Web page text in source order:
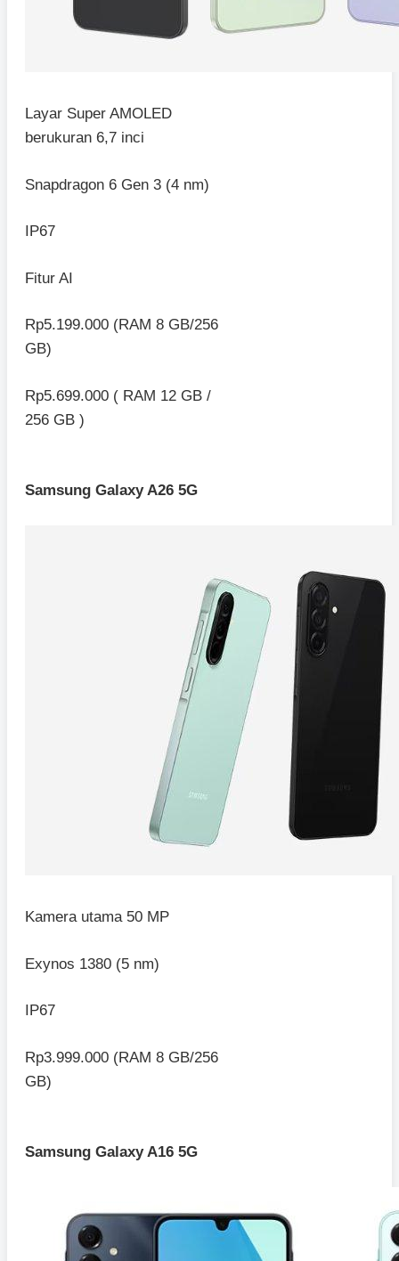
Layar Super AMOLED
berukuran 6,7 inci
Snapdragon 6 Gen 3 (4 nm)
IP67
Fitur AI
Rp5.199.000 (RAM 8 GB/256
GB)
Rp5.699.000 ( RAM 12 GB /
256 GB )
Samsung Galaxy A26 5G
Kamera utama 50 MP
Exynos 1380 (5 nm)
IP67
Rp3.999.000 (RAM 8 GB/256
GB)
Samsung Galaxy A16 5G